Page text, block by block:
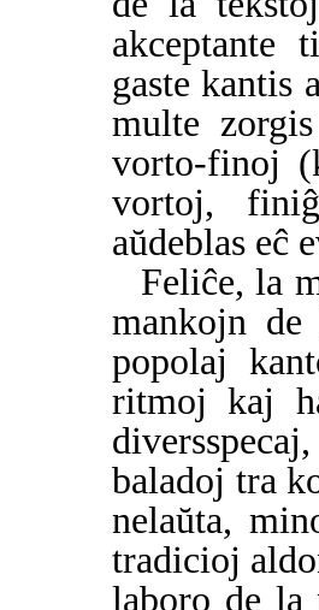
akceptante
gaste kantis
multe
vorto-finoj
vortoj,
aŭdeblas eĉ
Feliĉe, la
mankojn
popolaj
ritmoj kaj
baladoj tra
nelaŭta,
tradicioj
laboro de la